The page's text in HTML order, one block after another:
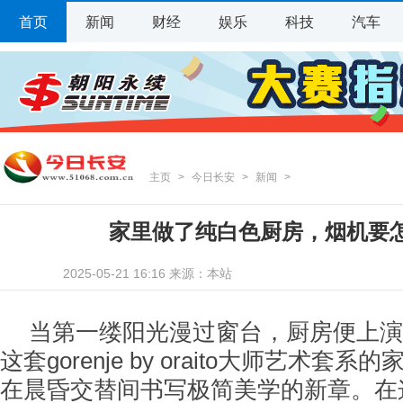
首页 新闻 财经 娱乐 科技 汽车
主页 > 今日长安 > 新闻 >
家里做了纯白色厨房，烟机要
2025-05-21 16:16 来源：本站
当第一缕阳光漫过窗台，厨房便上
这套gorenje by oraito大师艺术套系的
在晨昏交替间书写极简美学的新章。